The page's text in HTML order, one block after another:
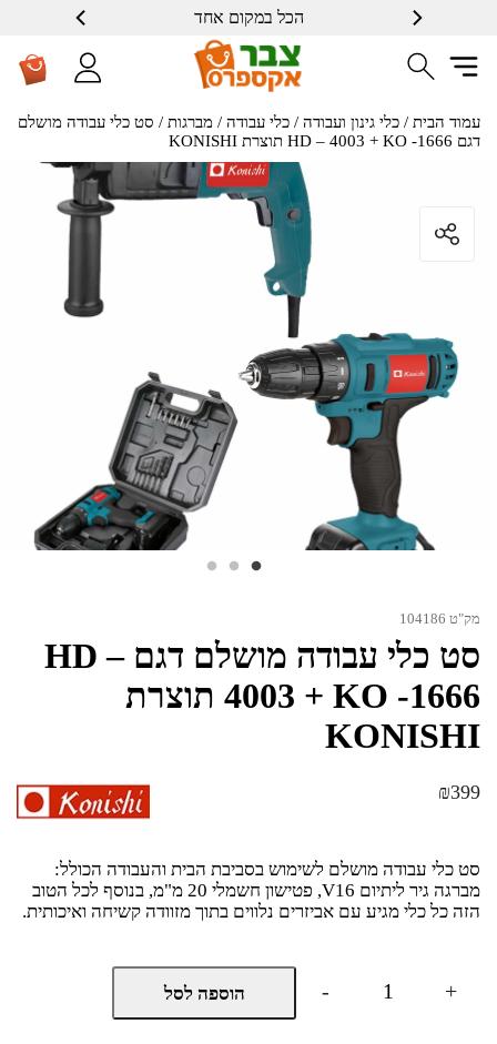
הכל במקום אחד
עמוד הבית / כלי גינון ועבודה / כלי עבודה / מברגות / סט כלי עבודה מושלם
דגם HD – 4003 + KO -1666 תוצרת KONISHI
מק"ט 104186
סט כלי עבודה מושלם דגם HD –
4003 + KO -1666 תוצרת
KONISHI
₪399
סט כלי עבודה מושלם לשימוש בסביבת הבית והעבודה הכולל:
מברגה גיר ליתיום V16, פטישון חשמלי 20 מ"מ, בנוסף לכל הטוב
הזה כל כלי מגיע עם אביזרים נלווים בתוך מזוודה קשיחה ואיכותית.
-
כמות
סט
+ הוספה לסל